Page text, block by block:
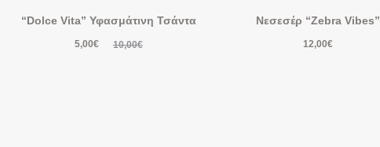
“Dolce Vita” Υφασμάτινη Τσάντα
10,00€
5,00€
Νεσεσέρ “Zebra Vibes”
12,00€